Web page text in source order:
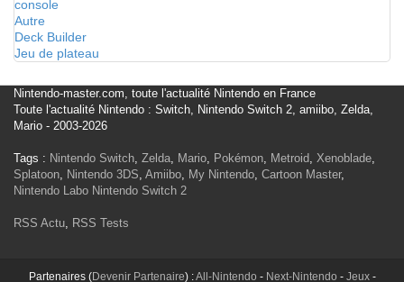
console
Autre
Deck Builder
Jeu de plateau
Nintendo-master.com, toute l'actualité Nintendo en France
Toute l'actualité Nintendo : Switch, Nintendo Switch 2, amiibo, Zelda,
Mario - 2003-2026
Tags : Nintendo Switch, Zelda, Mario, Pokémon, Metroid, Xenoblade,
Splatoon, Nintendo 3DS, Amiibo, My Nintendo, Cartoon Master,
Nintendo Labo Nintendo Switch 2
RSS Actu, RSS Tests
Partenaires (Devenir Partenaire) :All-Nintendo - Next-Nintendo - Jeux-